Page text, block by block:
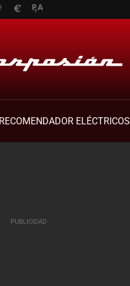
RECOMENDADOR ELÉCTRICOS